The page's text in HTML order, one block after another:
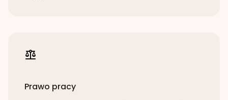
Prawo pracy